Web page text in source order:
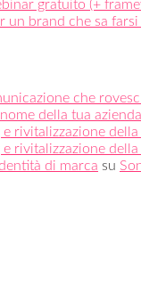
gratuito (+
un brand che sa
che
della tua azienda
rivitalizzazione della
rivitalizzazione della
di marca su